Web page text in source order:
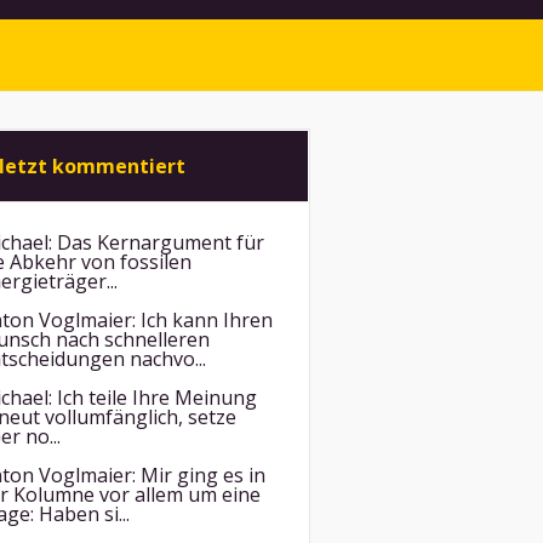
kommentiert
Das Kernargument für
Abkehr von fossilen
Voglmaier: Ich kann Ihren
nach schnelleren
nachvo...
Ich teile Ihre Meinung
vollumfänglich, setze
no...
Voglmaier: Mir ging es in
Kolumne vor allem um eine
Haben si...